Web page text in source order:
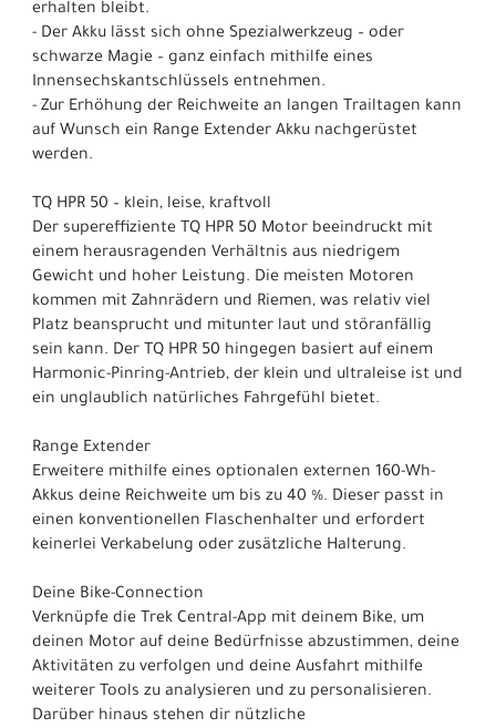
erhalten bleibt.
- Der Akku lässt sich ohne Spezialwerkzeug – oder
schwarze Magie – ganz einfach mithilfe eines
Innensechskantschlüssels entnehmen.
- Zur Erhöhung der Reichweite an langen Trailtagen kann
auf Wunsch ein Range Extender Akku nachgerüstet
werden.
TQ HPR 50 – klein, leise, kraftvoll
Der supereffiziente TQ HPR 50 Motor beeindruckt mit
einem herausragenden Verhältnis aus niedrigem
Gewicht und hoher Leistung. Die meisten Motoren
kommen mit Zahnrädern und Riemen, was relativ viel
Platz beansprucht und mitunter laut und störanfällig
sein kann. Der TQ HPR 50 hingegen basiert auf einem
Harmonic-Pinring-Antrieb, der klein und ultraleise ist und
ein unglaublich natürliches Fahrgefühl bietet.
Range Extender
Erweitere mithilfe eines optionalen externen 160-Wh-
Akkus deine Reichweite um bis zu 40 %. Dieser passt in
einen konventionellen Flaschenhalter und erfordert
keinerlei Verkabelung oder zusätzliche Halterung.
Deine Bike-Connection
Verknüpfe die Trek Central-App mit deinem Bike, um
deinen Motor auf deine Bedürfnisse abzustimmen, deine
Aktivitäten zu verfolgen und deine Ausfahrt mithilfe
weiterer Tools zu analysieren und zu personalisieren.
Darüber hinaus stehen dir nützliche